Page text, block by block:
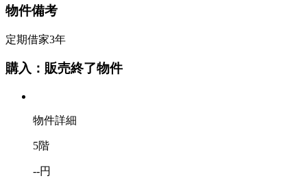
物件備考
定期借家3年
購入：販売終了物件
物件詳細
5階
--円